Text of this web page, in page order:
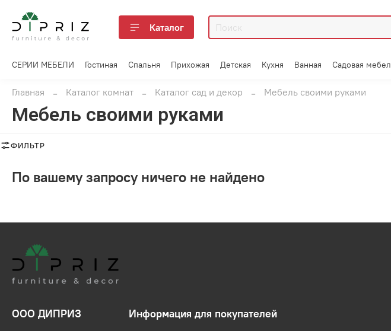
Каталог
СЕРИИ МЕБЕЛИ Гостиная Спальня Прихожая Детская Кухня Ванная Садовая
Главная Каталог комнат Каталог сад и декор Мебель своими руками
Мебель своими руками
ФИЛЬТР
По вашему запросу ничего не найдено
ООО ДИПРИЗ Информация для покупателей